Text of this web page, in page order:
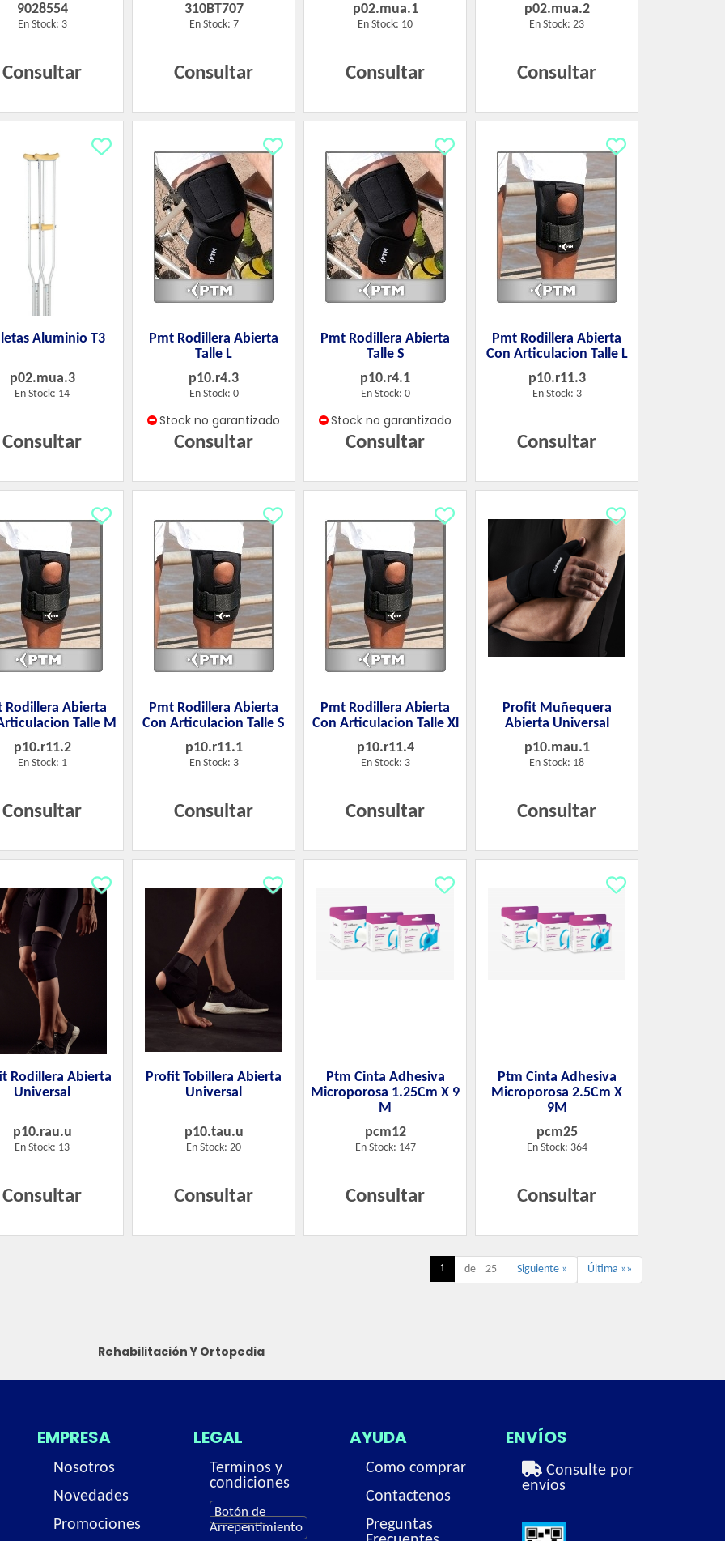
9028554
En Stock: 3
Consultar
310BT707
En Stock: 7
Consultar
p02.mua.1
En Stock: 10
Consultar
p02.mua.2
En Stock: 23
Consultar
Aluminio T3
p02.mua.3
En Stock: 14
Consultar
Pmt Rodillera Abierta
Talle L
p10.r4.3
En Stock: 0
Stock no garantizado
Consultar
Pmt Rodillera Abierta
Talle S
p10.r4.1
En Stock: 0
Stock no garantizado
Consultar
Pmt Rodillera Abierta
Con Articulacion Talle L
p10.r11.3
En Stock: 3
Consultar
Rodillera Abierta
Talle M
p10.r11.2
En Stock: 1
Consultar
Pmt Rodillera Abierta
Con Articulacion Talle S
p10.r11.1
En Stock: 3
Consultar
Pmt Rodillera Abierta
Con Articulacion Talle Xl
p10.r11.4
En Stock: 3
Consultar
Profit Muñequera
Abierta Universal
p10.mau.1
En Stock: 18
Consultar
Rodillera Abierta
Universal
p10.rau.u
En Stock: 13
Consultar
Profit Tobillera Abierta
Universal
p10.tau.u
En Stock: 20
Consultar
Ptm Cinta Adhesiva
Microporosa 1.25Cm X 9
M
pcm12
En Stock: 147
Consultar
Ptm Cinta Adhesiva
Microporosa 2.5Cm X
9M
pcm25
En Stock: 364
Consultar
1 de 25 Siguiente » Última »»
Rehabilitación Y Ortopedia
EMPRESA
Nosotros
Novedades
Promociones
LEGAL
Terminos y
condiciones
Botón de
Arrepentimiento
AYUDA
Como comprar
Contactenos
Preguntas
ENVÍOS
Consulte por
envíos